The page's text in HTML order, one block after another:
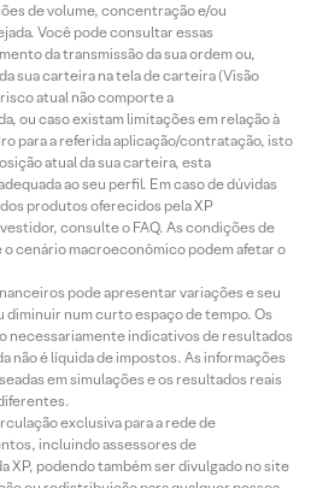
de volume, concentração e/ou
Você pode consultar essas
da transmissão da sua ordem ou,
sua carteira na tela de carteira (Visão
atual não comporte a
ou caso existam limitações em relação à
para a referida aplicação/contratação, isto
atual da sua carteira, esta
ao seu perfil. Em caso de dúvidas
produtos oferecidos pela XP
consulte o FAQ. As condições de
cenário macroeconômico podem afetar o
pode apresentar variações e seu
diminuir num curto espaço de tempo. Os
necessariamente indicativos de resultados
não é líquida de impostos. As informações
em simulações e os resultados reais
exclusiva para a rede de
incluindo assessores de
XP, podendo também ser divulgado no site